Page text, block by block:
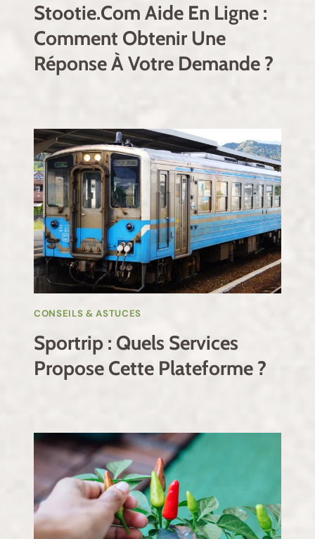
Stootie.com Aide En Ligne :
Comment Obtenir Une
Réponse À Votre Demande ?
CONSEILS & ASTUCES
Sportrip : Quels Services
Propose Cette Plateforme ?